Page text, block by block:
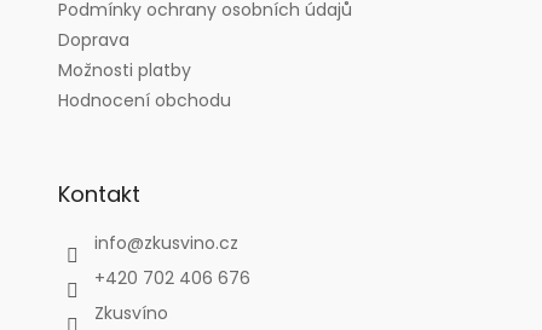
Podmínky ochrany osobních údajů
Doprava
Možnosti platby
Hodnocení obchodu
Kontakt
info@zkusvino.cz
+420 702 406 676
Zkusvíno